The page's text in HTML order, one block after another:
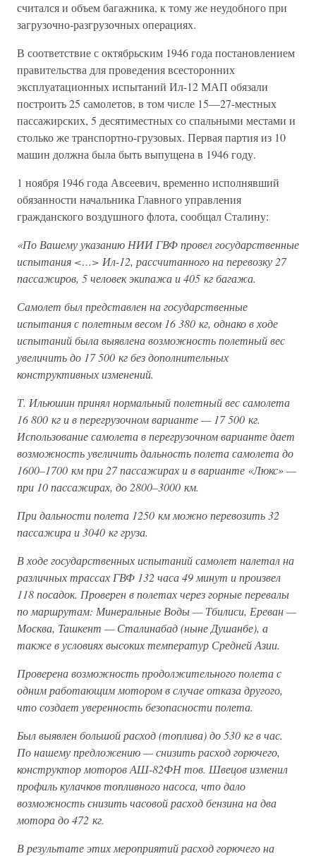
считался и объем багажника, к тому же неудобного при
загрузочно-разгрузочных операциях.
В соответствие с октябрьским 1946 года постановлением
правительства для проведения всесторонних
эксплуатационных испытаний Ил-12 МАП обязали
построить 25 самолетов, в том числе 15—27-местных
пассажирских, 5 десятиместных со спальными местами и
столько же транспортно-грузовых. Первая партия из 10
машин должна была быть выпущена в 1946 году.
1 ноября 1946 года Авсеевич, временно исполнявший
обязанности начальника Главного управления
гражданского воздушного флота, сообщал Сталину:
«По Вашему указанию НИИ ГВФ провел государственные
испытания <…> Ил-12, рассчитанного на перевозку 27
пассажиров, 5 человек экипажа и 405 кг багажа.
Самолет был представлен на государственные
испытания с полетным весом 16 380 кг, однако в ходе
испытаний была выявлена возможность полетный вес
увеличить до 17 500 кг без дополнительных
конструктивных изменений.
Т. Ильюшин принял нормальный полетный вес самолета
16 800 кг и в перегрузочном варианте — 17 500 кг.
Использование самолета в перегрузочном варианте дает
возможность увеличить дальность полета самолета до
1600–1700 км при 27 пассажирах и в варианте «Люкс» —
при 10 пассажирах, до 2800–3000 км.
При дальности полета 1250 км можно перевозить 32
пассажира и 3040 кг груза.
В ходе государственных испытаний самолет налетал на
различных трассах ГВФ 132 часа 49 минут и произвел
118 посадок. Проверен в полетах через горные перевалы
по маршрутам: Минеральные Воды — Тбилиси, Ереван —
Москва, Ташкент — Сталинабад (ныне Душанбе), а
также в условиях высоких температур Средней Азии.
Проверена возможность продолжительного полета с
одним работающим мотором в случае отказа другого,
что создает уверенность безопасности полета.
Был выявлен большой расход (топлива) до 530 кг в час.
По нашему предложению — снизить расход горючего,
конструктор моторов АШ-82ФН тов. Швецов изменил
профиль кулачков топливного насоса, что дало
возможность снизить часовой расход бензина на два
мотора до 472 кг.
В результате этих мероприятий расход горючего на